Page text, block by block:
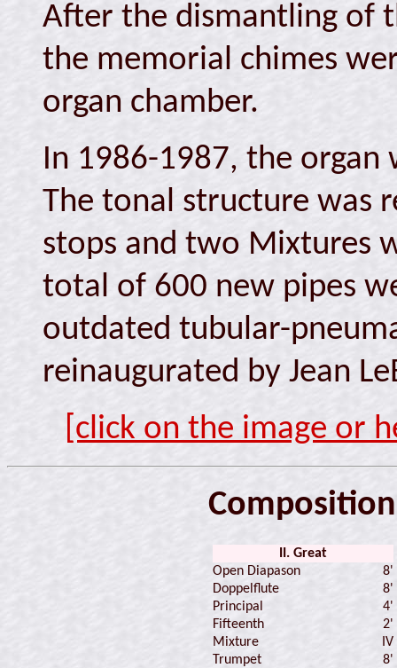
After the dismantling of
the memorial chimes
organ chamber.
In 1986-1987, the
The tonal structure was
stops and two Mixtures
total of 600 new pipes
outdated tubular-
reinaugurated by Jean
[click on the image or
II. Great
Open Diapason
8'
Doppelflute
8'
Principal
4'
Fifteenth
2'
Mixture
IV
Trumpet
8'